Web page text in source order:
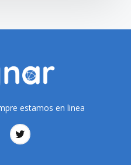
estamos en linea